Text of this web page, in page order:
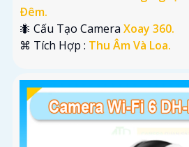
Ðêm.
🐜 Cấu Tạo Camera Xoay 360.
️⌘ Tích Hợp : Thu Âm Và Loa.